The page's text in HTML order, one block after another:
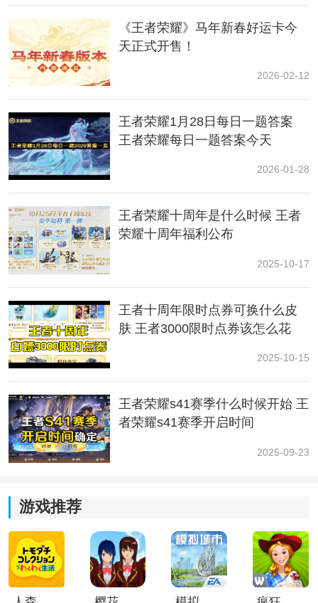
注：大司命是王者峡谷第119位英雄，使用的武器是：“肃
归”的神戈。
二、技能介绍(体验服)
被动技能：鸣戈
解析：普攻振动产生鸣戈和敌人连接灵魂，灵魂链造成
1.7物理伤害，挣脱不开灵魂链伤害频率会持续增加;
二技能：往生途
解析：释放出来一道生之路命中目标造成329法术伤害，
碰到墙体加速 对命中敌人造成额外的164伤害;
《王者荣耀》马年新春好运卡今
天正式开售！
2026-02-12
王者荣耀1月28日每日一题答案
王者荣耀每日一题答案今天
2026-01-28
王者荣耀十周年是什么时候 王者
荣耀十周年福利公布
2025-10-17
王者十周年限时点券可换什么皮
肤 王者3000限时点券该怎么花
2025-10-15
王者荣耀s41赛季什么时候开始 王
者荣耀s41赛季开启时间
2025-09-23
游戏推荐